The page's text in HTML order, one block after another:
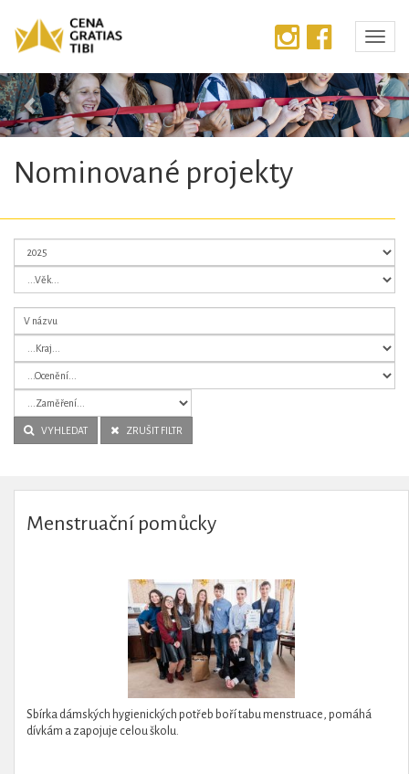
Předchozí
Nominované projekty
VYHLEDAT ZRUŠIT FILTR
Menstruační pomůcky
Sbírka dámských hygienických potřeb boří tabu menstruace, pomáhá
dívkám a zapojuje celou školu.